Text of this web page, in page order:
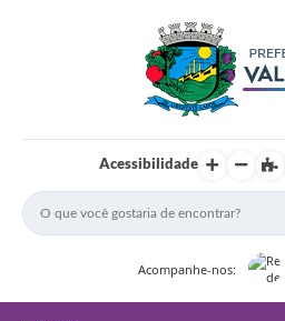
Acessibilidade
Acompanhe-nos: